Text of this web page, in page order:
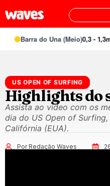
Barra do Una (Meio)0,3 - 1,3m
US OPEN OF SURFING
Highlights do
Assista ao vídeo com os
dia do US Open of
Califórnia (EUA).
Por Redação Waves